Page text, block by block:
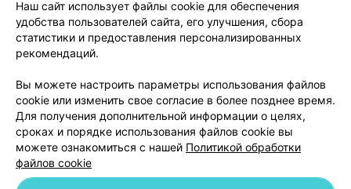
Вакансии
Партнеры
Написать руководителю 103.by
Обработка персональных данных
Наш сайт использует файлы cookie для обеспечения
удобства пользователей сайта, его улучшения, сбора
статистики и предоставления персонализированных
рекомендаций.
Вы можете настроить параметры использования файлов
cookie или изменить свое согласие в более позднее время.
Для получения дополнительной информации о целях,
сроках и порядке использования файлов cookie вы
можете ознакомиться с нашей Политикой обработки
файлов cookie